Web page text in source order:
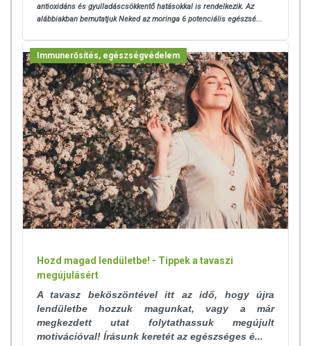
antioxidáns és gyulladáscsökkentő hatásokkal is rendelkezik. Az
alábbiakban bemutatjuk Neked az moringa 6 potenciális egészsé...
Immunerősítés, egészségvédelem
Hozd magad lendületbe! - Tippek a tavaszi
megújulásért
A tavasz beköszöntével itt az idő, hogy újra
lendületbe hozzuk magunkat, vagy a már
megkezdett utat folytathassuk megújult
motivációval! Írásunk keretét az egészséges é...